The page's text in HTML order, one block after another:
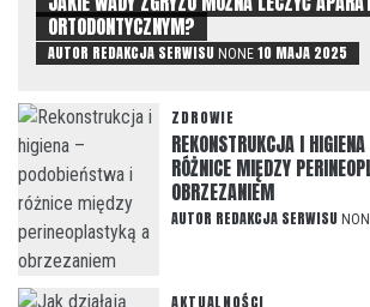
ORTODONTYCZNYM?
AUTOR REDAKCJA SERWISU NONE 10 MAJA 2025
ZDROWIE
REKONSTRUKCJA I
RÓŻNICE MIĘDZY
OBRZEZANIEM
AUTOR REDAKCJA SERWISU
AKTUALNOŚCI